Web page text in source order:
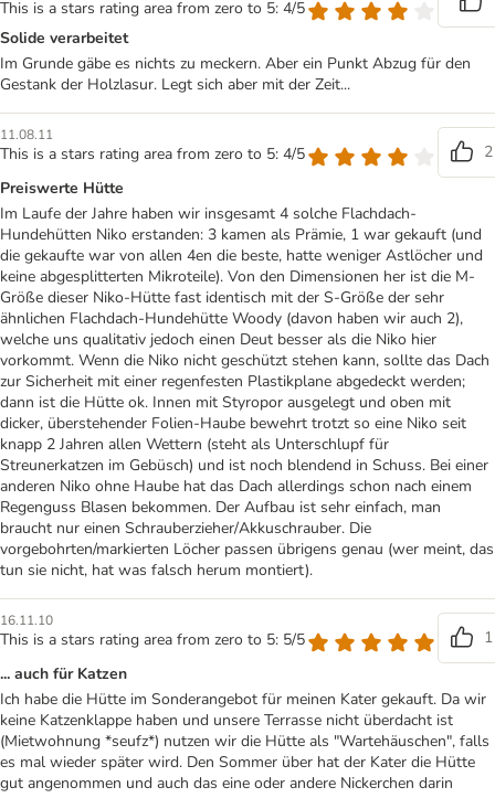
This is a stars rating area from zero to 5: 4/5
Solide verarbeitet
Im Grunde gäbe es nichts zu meckern. Aber ein Punkt Abzug für den
Gestank der Holzlasur. Legt sich aber mit der Zeit...
11.08.11
This is a stars rating area from zero to 5: 4/5
2
Preiswerte Hütte
Im Laufe der Jahre haben wir insgesamt 4 solche Flachdach-
Hundehütten Niko erstanden: 3 kamen als Prämie, 1 war gekauft (und
die gekaufte war von allen 4en die beste, hatte weniger Astlöcher und
keine abgesplitterten Mikroteile). Von den Dimensionen her ist die M-
Größe dieser Niko-Hütte fast identisch mit der S-Größe der sehr
ähnlichen Flachdach-Hundehütte Woody (davon haben wir auch 2),
welche uns qualitativ jedoch einen Deut besser als die Niko hier
vorkommt. Wenn die Niko nicht geschützt stehen kann, sollte das Dach
zur Sicherheit mit einer regenfesten Plastikplane abgedeckt werden;
dann ist die Hütte ok. Innen mit Styropor ausgelegt und oben mit
dicker, überstehender Folien-Haube bewehrt trotzt so eine Niko seit
knapp 2 Jahren allen Wettern (steht als Unterschlupf für
Streunerkatzen im Gebüsch) und ist noch blendend in Schuss. Bei einer
anderen Niko ohne Haube hat das Dach allerdings schon nach einem
Regenguss Blasen bekommen. Der Aufbau ist sehr einfach, man
braucht nur einen Schrauberzieher/Akkuschrauber. Die
vorgebohrten/markierten Löcher passen übrigens genau (wer meint, das
tun sie nicht, hat was falsch herum montiert).
16.11.10
This is a stars rating area from zero to 5: 5/5
1
... auch für Katzen
Ich habe die Hütte im Sonderangebot für meinen Kater gekauft. Da wir
keine Katzenklappe haben und unsere Terrasse nicht überdacht ist
(Mietwohnung *seufz*) nutzen wir die Hütte als "Wartehäuschen", falls
es mal wieder später wird. Den Sommer über hat der Kater die Hütte
gut angenommen und auch das eine oder andere Nickerchen darin